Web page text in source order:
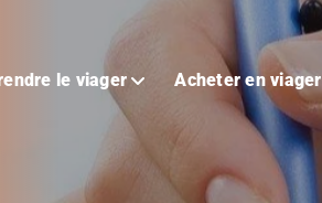
le viager Acheter en viager